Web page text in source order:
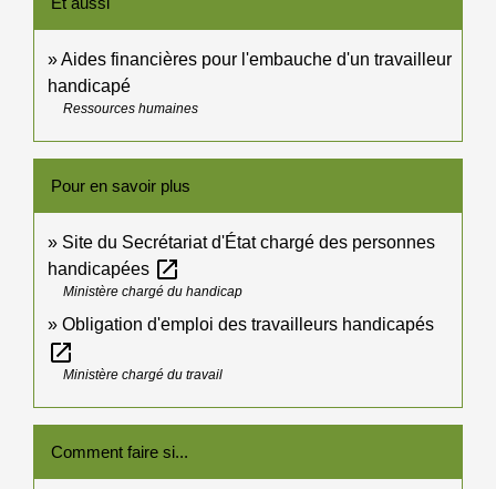
Aides financières pour l'embauche d'un travailleur
handicapé
Ressources humaines
Pour en savoir plus
Site du Secrétariat d'État chargé des personnes
handicapées open_in_new
Ministère chargé du handicap
Obligation d'emploi des travailleurs handicapés
open_in_new
Ministère chargé du travail
Comment faire si...